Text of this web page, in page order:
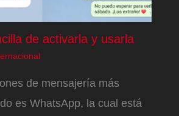
de activarla y usarla
de mensajería más
es WhatsApp, la cual está